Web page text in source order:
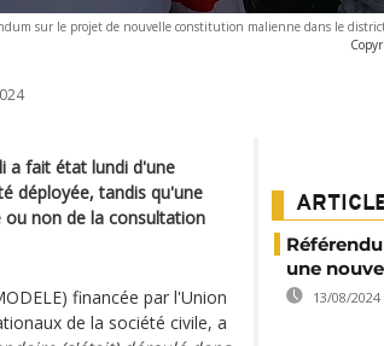
sur le projet de nouvelle constitution malienne dans le
a fait état lundi d'une
déployée, tandis qu'une
non de la consultation
financée par l'Union
de la société civile, a
une
13/08/2024